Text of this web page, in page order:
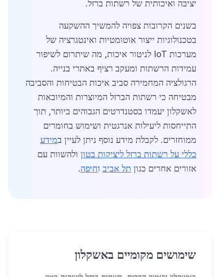
יציבה ואיכותית של רשתות ברזל.
בשנים הקרובות צפויה להמשיך ההשקעה
בטכנולוגיות ייצור אוטומטיות ואינטגרציה של
מערכות IoT לניטור איכות, מה שיתרום לשיפור
עמידות הרשתות ומעקב רציף באתרי בנייה.
הרגולציה המחמירה סביב איכות הבטיחות והסביבה
מבטיחה כי רשתות הברזל המיוצרות והמיובאות
לאשקלון יעמדו בסטנדרטים הגבוהים ביותר, תוך
התייחסות ליעילות אנרגטית ושימוש בחומרים
ממוחזרים. לקבלת מידע נוסף ניתן לעיין במידע
כללי על רשתות ברזל ליציקות בטון ולהשוות עם
אזורים אחרים כגון תל אביב וחיפה.
שימושים מקומיים באשקלון